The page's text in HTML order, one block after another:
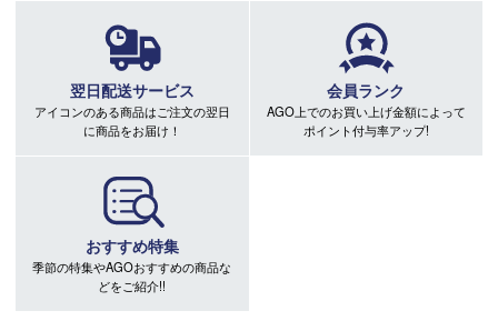
翌日配送サービス
アイコンのある商品はご注文の翌日
に商品をお届け！
会員ランク
AGO上でのお買い上げ金額によって
ポイント付与率アップ!
おすすめ特集
季節の特集やAGOおすすめの商品な
どをご紹介!!